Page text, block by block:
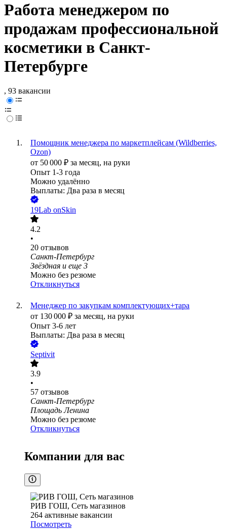
Работа менеджером по
продажам профессиональной
косметики в Санкт-
Петербурге
, 93 вакансии
Помощник менеджера по маркетплейсам (Wildberries,
Ozon)
от 50 000 ₽ за месяц, на руки
Опыт 1-3 года
Можно удалённо
Выплаты: Два раза в месяц
19Lab onSkin
4.2
•
20 отзывов
Санкт-Петербург
Звёздная и еще 3
Можно без резюме
Откликнуться
Менеджер по закупкам комплектующих+тара
от 130 000 ₽ за месяц, на руки
Опыт 3-6 лет
Выплаты: Два раза в месяц
Septivit
3.9
•
57 отзывов
Санкт-Петербург
Площадь Ленина
Можно без резюме
Откликнуться
Компании для вас
РИВ ГОШ, Сеть магазинов
264 активные вакансии
Посмотреть